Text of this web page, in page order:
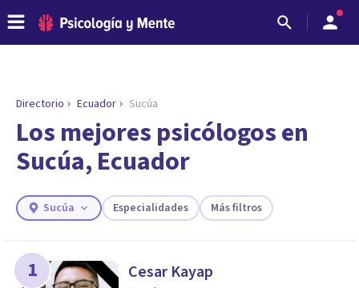
ENCONTRAR MI TERAPEUTA
¿Necesitas ayuda para encontrar el
psicólogo adecuado?
Responde a unas breves preguntas y te ofreceremos
necesidades.
Directorio Ecuador Sucúa
Los mejores psicólogos en
Sucúa, Ecuador
Sucúa Especialidades Más filtros
1 Cesar Kayap